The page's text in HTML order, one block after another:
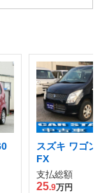
スズキ ワゴ
FX
支払総額
25.9万円